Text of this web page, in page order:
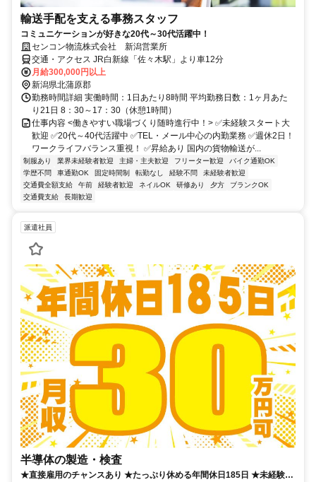
輸送手配を支える事務スタッフ
コミュニケーションが好きな20代～30代活躍中！
センコン物流株式会社 新潟営業所
交通・アクセス JR白新線「佐々木駅」より車12分
月給300,000円以上
新潟県北蒲原郡
勤務時間詳細 実働時間：1日あたり8時間 平均勤務日数：1ヶ月あた
り21日 8：30～17：30（休憩1時間）
仕事内容 <働きやすい職場づくり随時進行中！> ✅未経験スタート大
歓迎 ✅20代～40代活躍中 ✅TEL・メール中心の内勤業務 ✅週休2日！
ワークライフバランス重視！ ✅昇給あり 国内の貨物輸送が...
制服あり 業界未経験者歓迎 主婦・主夫歓迎 フリーター歓迎
バイク通勤OK
学歴不問
車通勤OK 固定時間制 転勤なし 経験不問
未経験者歓迎
交通費全額支給
午前 経験者歓迎 ネイルOK 研修あり 夕方
ブランクOK
交通費支給
長期歓迎
派遣社員
半導体の製造・検査
★直接雇用のチャンスあり ★たっぷり休める年間休日185日 ★未経験者